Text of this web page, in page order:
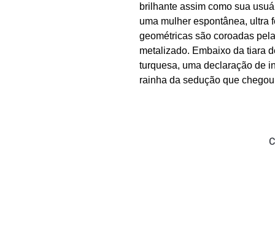
brilhante assim como sua
uma mulher espontânea, ultra
geométricas são coroadas
metalizado. Embaixo da tiara
turquesa, uma declaração de
rainha da sedução que